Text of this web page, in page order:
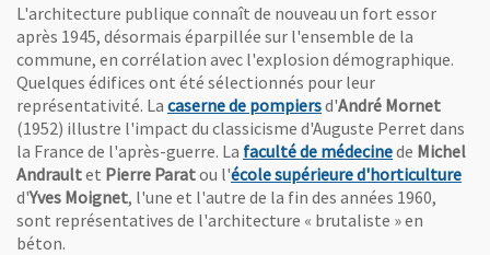
L'architecture publique connaît de nouveau un fort essor
après 1945, désormais éparpillée sur l'ensemble de la
commune, en corrélation avec l'explosion démographique.
Quelques édifices ont été sélectionnés pour leur
représentativité. La caserne de pompiers, Ouvre une nouvelle
d'André Mornet
(1952) illustre l'impact du classicisme d'Auguste Perret dans
la France de l'après-guerre. La faculté de médecine, Ouvre une
de Michel
Andraultet Pierre Paratou l'école supérieure d'horticulture,
d'Yves Moignet, l'une et l'autre de la fin des années 1960,
sont représentatives de l'architecture « brutaliste » en
béton.